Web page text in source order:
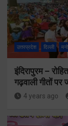
उत्तरप्रदेश दिल्ली
इंदिरापुरम –
गढ़वाली गीतों
4 years ago